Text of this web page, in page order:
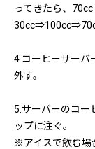
ってきたら、
4.コーヒーサーバ
外す。
5.サーバーのコー
ップに注ぐ。
※アイスで飲む場